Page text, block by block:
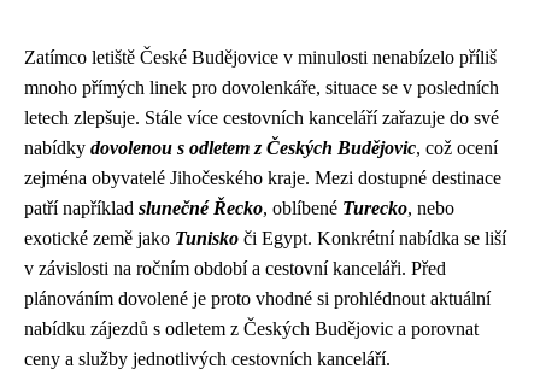
Zatímco letiště České Budějovice v minulosti nenabízelo příliš
mnoho přímých linek pro dovolenkáře, situace se v posledních
letech zlepšuje. Stále více cestovních kanceláří zařazuje do své
nabídky dovolenou s odletem z Českých Budějovic, což ocení
zejména obyvatelé Jihočeského kraje. Mezi dostupné destinace
patří například slunečné Řecko, oblíbené Turecko, nebo
exotické země jako Tunisko či Egypt. Konkrétní nabídka se liší
v závislosti na ročním období a cestovní kanceláři. Před
plánováním dovolené je proto vhodné si prohlédnout aktuální
nabídku zájezdů s odletem z Českých Budějovic a porovnat
ceny a služby jednotlivých cestovních kanceláří.